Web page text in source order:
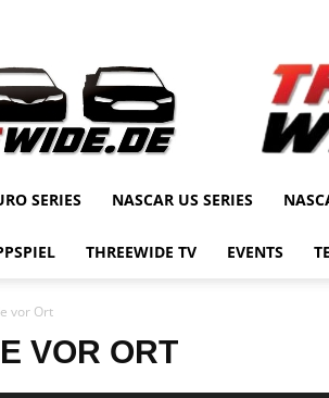
SERIES NASCAR US SERIES
THREEWIDE TV EVENTS
vor Ort
VOR ORT